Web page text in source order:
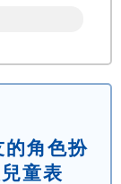
角色扮
童表